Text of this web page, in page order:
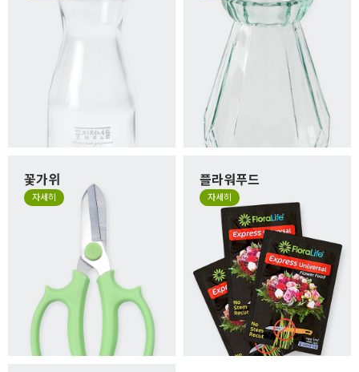
꽃가위
자세히
플라워푸드
자세히